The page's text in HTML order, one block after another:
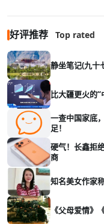
好评推荐 Top rated
静坐笔记(九十
比大疆更火的
一查中国家底
足！
硬气！长鑫拒
商
知名美女作家
《父母爱情》